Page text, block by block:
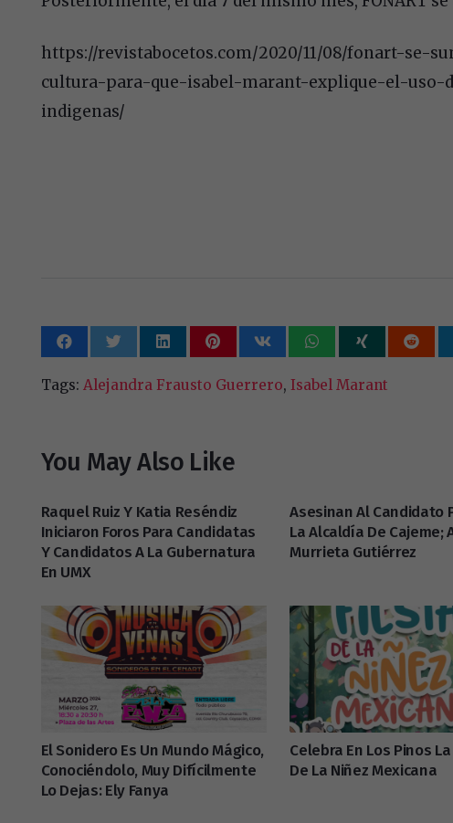
https://revistabocetos.com/2020/11/08/fonart-se-
cultura-para-que-isabel-marant-explique-el-uso-
indigenas/
Tags: Alejandra Frausto Guerrero, Isabel Marant
You May Also Like
Raquel Ruiz Y Katia Reséndiz
Iniciaron Foros Para Candidatas
Y Candidatos A La Gubernatura
En UMX
Asesinan Al Candidato
La Alcaldía De Cajeme;
Murrieta Gutiérrez
El Sonidero Es Un Mundo Mágico,
Conociéndolo, Muy Difícilmente
Lo Dejas: Ely Fanya
Celebra En Los Pinos
De La Niñez Mexicana